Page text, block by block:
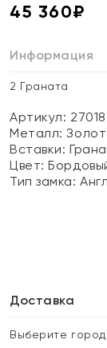
45 360₽
Информация
2 Граната
Артикул:
Металл:
Вставки:
Цвет:
Тип замка:
Доставка
Выберите город